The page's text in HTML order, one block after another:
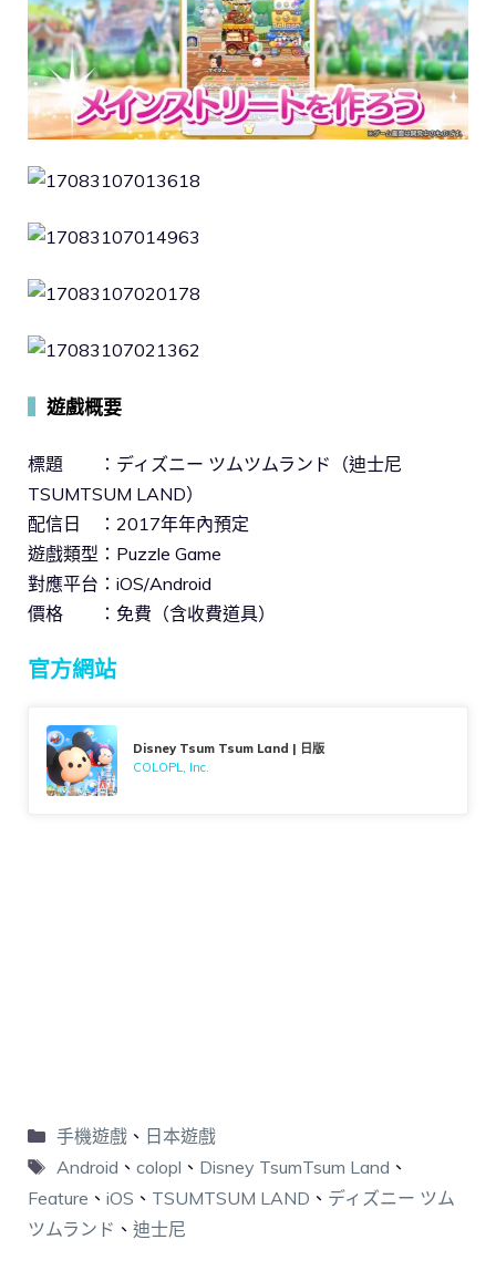
遊戲概要
標題 ：ディズニー ツムツムランド（迪士尼
TSUMTSUM LAND）
配信日 ：2017年年內預定
遊戲類型：Puzzle Game
對應平台：iOS/Android
價格 ：免費（含收費道具）
官方網站
Disney Tsum Tsum Land | 日版
COLOPL, Inc.
手機遊戲、 日本遊戲
Android 、 colopl 、 Disney TsumTsum Land 、
Feature 、 iOS 、 TSUMTSUM LAND 、 ディズニー ツム
ツムランド 、 迪士尼